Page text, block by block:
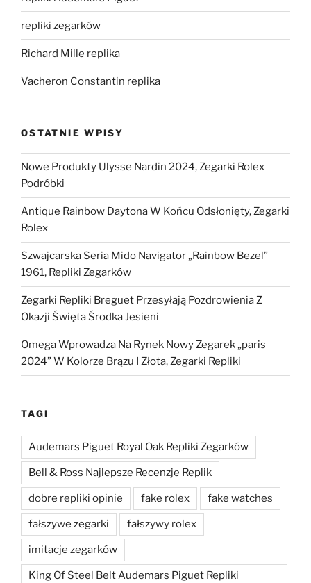
repliki zegarków
Richard Mille replika
Vacheron Constantin replika
OSTATNIE WPISY
Nowe Produkty Ulysse Nardin 2024, Zegarki Rolex
Podróbki
Antique Rainbow Daytona W Końcu Odsłonięty, Zegarki
Rolex
Szwajcarska Seria Mido Navigator „Rainbow Bezel”
1961, Repliki Zegarków
Zegarki Repliki Breguet Przesyłają Pozdrowienia Z
Okazji Święta Środka Jesieni
Omega Wprowadza Na Rynek Nowy Zegarek „paris
2024” W Kolorze Brązu I Złota, Zegarki Repliki
TAGI
Audemars Piguet Royal Oak Repliki Zegarków
Bell & Ross Najlepsze Recenzje Replik
dobre repliki opinie fake rolex fake watches
fałszywe zegarki fałszywy rolex
imitacje zegarków
King Of Steel Belt Audemars Piguet Repliki